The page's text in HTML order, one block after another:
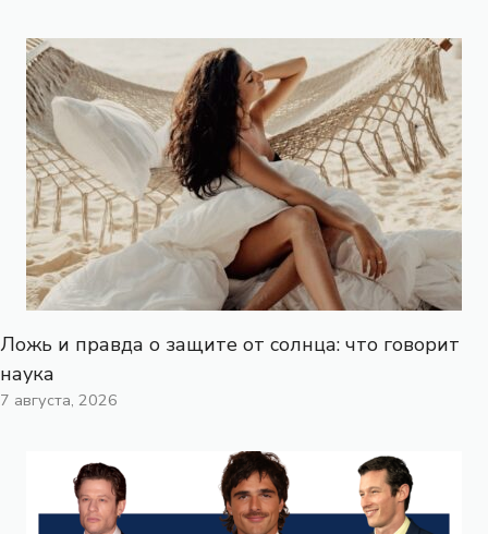
Ложь и правда о защите от солнца: что говорит
наука
7 августа, 2026